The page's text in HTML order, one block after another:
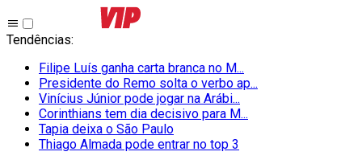
Tendências:
Filipe Luís ganha carta branca no M...
Presidente do Remo solta o verbo ap...
Vinícius Júnior pode jogar na Arábi...
Corinthians tem dia decisivo para M...
Tapia deixa o São Paulo
Thiago Almada pode entrar no top 3